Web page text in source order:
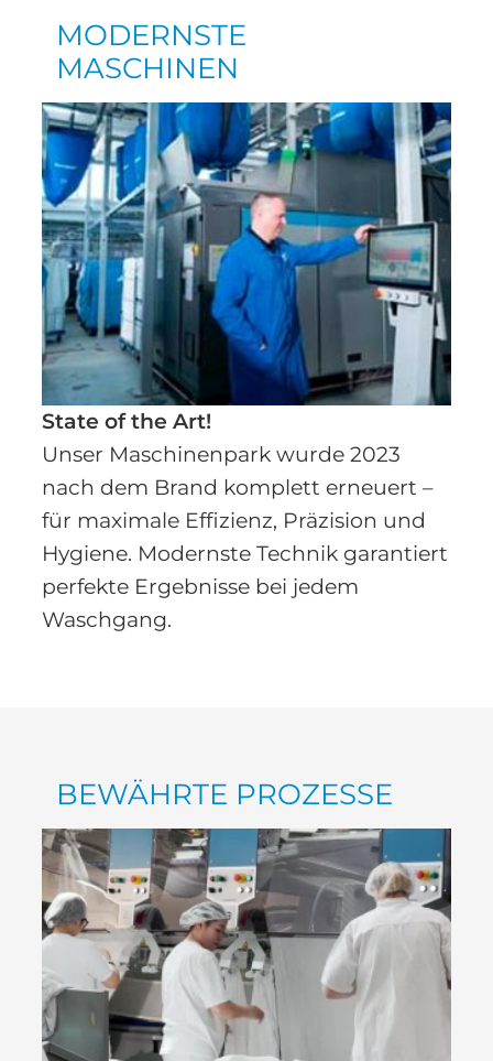
MODERNSTE
MASCHINEN
State of the Art!
Unser Maschinenpark wurde 2023
nach dem Brand komplett erneuert –
für maximale Effizienz, Präzision und
Hygiene. Modernste Technik garantiert
perfekte Ergebnisse bei jedem
Waschgang.
BEWÄHRTE PROZESSE